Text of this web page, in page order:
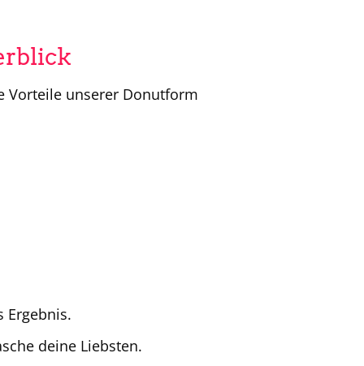
Vorteile unserer Donutform
Ergebnis.
deine Liebsten.